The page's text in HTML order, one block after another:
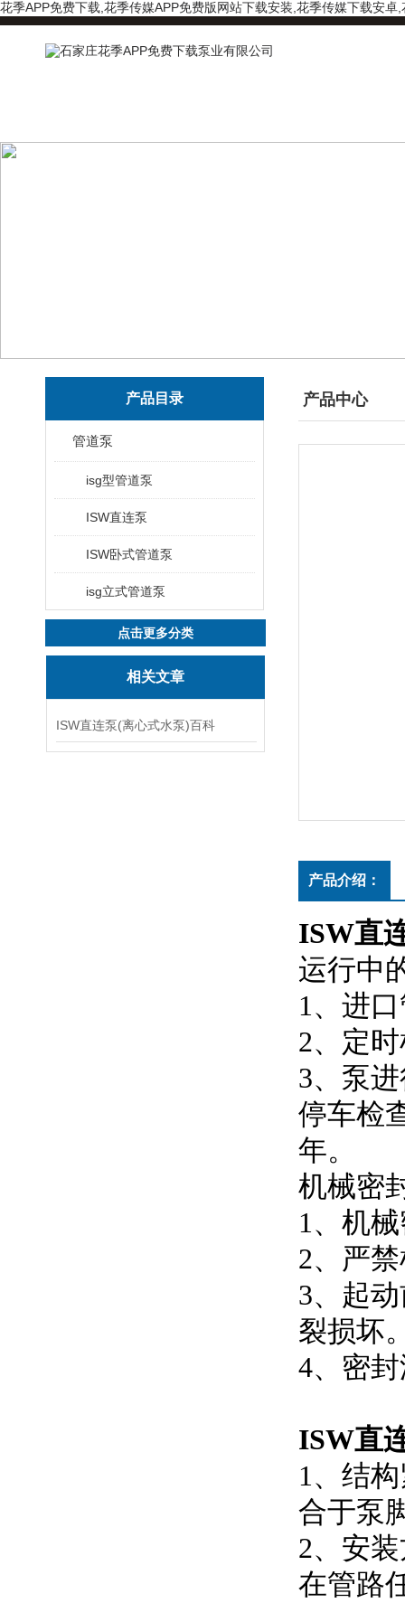
花季APP免费下载,花季传媒APP免费版网站下载安装,花季传媒下载安卓
产品目录
管道泵
isg型管道泵
ISW直连泵
ISW卧式管道泵
isg立式管道泵
点击更多分类
相关文章
ISW直连泵(离心式水泵)百科
产品中心
产品介绍：
ISW直
运行中的
1、
2、定
3、
停车检
年。
机械密封
1、机
2、
3、
裂损坏
4、密
ISW直
1、结
合于泵
2、安
在管路